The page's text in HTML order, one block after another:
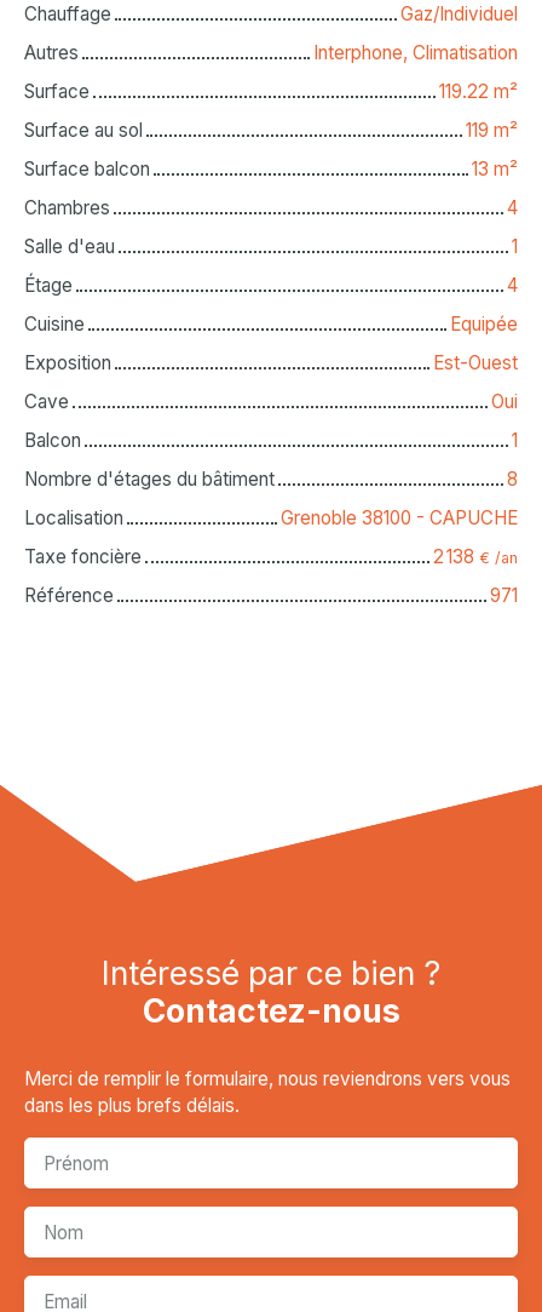
Chauffage
Gaz/Individuel
Autres
Interphone, Climatisation
Surface
119.22 m²
Surface au sol
119 m²
Surface balcon
13 m²
Chambres
4
Salle d'eau
1
Étage
4
Cuisine
Equipée
Exposition
Est-Ouest
Cave
Oui
Balcon
1
Nombre d'étages du bâtiment
8
Localisation
Grenoble 38100 - CAPUCHE
Taxe foncière
2 138 € /an
Référence 971
Intéressé par ce bien ?
Contactez-nous
Merci de remplir le formulaire, nous reviendrons vers vous
dans les plus brefs délais.
Prénom
Nom
Email